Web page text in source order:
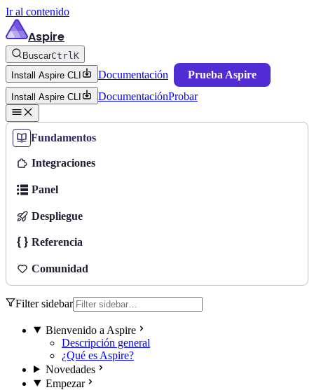
Ir al contenido
Aspire
BuscarCtrlK
Install Aspire CLI
Documentación Prueba Aspire
Install Aspire CLI DocumentaciónProbar
Fundamentos
Integraciones
Panel
Despliegue
Referencia
Comunidad
Filter sidebar
Bienvenido a Aspire
Descripción general
¿Qué es Aspire?
Novedades
Empezar